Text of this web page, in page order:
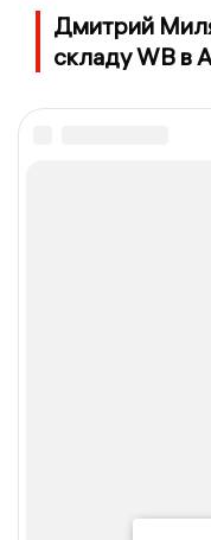
Дмитрий
складу WB в